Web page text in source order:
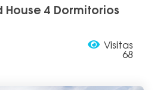
4 Dormitorios
Visitas
68